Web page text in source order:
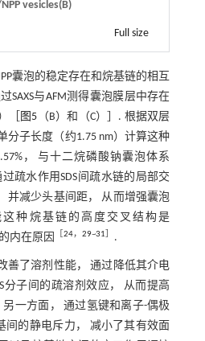
vesicles(B)
Full size
囊泡的稳定存在和烷基链的相互
SAXS与AFM测得囊泡膜层中存在
［
图5 （B）和（C）］. 根据双层
分子长度（约1.75 nm）计算这种
， 与十二烷磷酸钠囊泡体系
过疏水作用SDS间疏水链的局部交
并减少头基间距， 从而增强囊泡
种烷基链的高度交叉结构是
内在原因
24， 29~31 .
善了溶剂性能， 通过降低其介电
分子间的疏溶剂效应， 从而提高
另一方面， 通过氢键和离子-偶极
间的静电斥力， 减小了其有效面